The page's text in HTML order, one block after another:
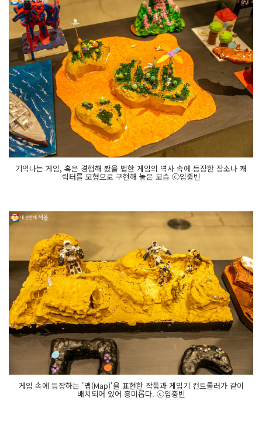
기억나는 게임, 혹은 경험해 봤을 법한 게임의 역사 속에 등장한 장소나 캐
릭터를 모형으로 구현해 놓은 모습 ⓒ임중빈
게임 속에 등장하는 '맵(Map)'을 표현한 작품과 게임기 컨트롤러가 같이
배치되어 있어 흥미롭다. ⓒ임중빈